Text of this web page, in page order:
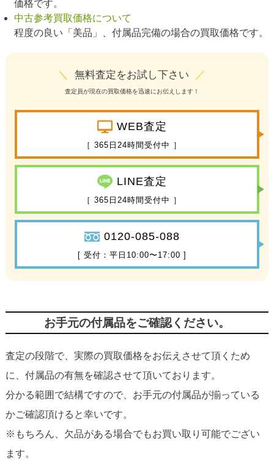
価格です。
中古参考買取価格について
程度の良い「美品」、付属品完備の場合の買取価格です。
＼ 無料査定をお試し下さい ／
査定員が現在の買取価格を迅速にお伝えします！
WEB査定
［ 365日24時間受付中 ］
LINE査定
［ 365日24時間受付中 ］
0120-085-088
[ 受付：平日10:00〜17:00 ]
お手元の付属品をご確認ください。
査定の段階で、実際の買取価格をお伝えさせて頂くため
に、付属品の有無を確認させて頂いております。
分かる範囲で結構ですので、お手元の付属品が揃っている
かご確認頂けると幸いです。
※もちろん、欠品がある場合でもお買い取り可能でござい
ます。